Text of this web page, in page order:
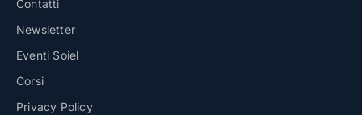
Contatti
Newsletter
Eventi Soiel
Corsi
Privacy Policy